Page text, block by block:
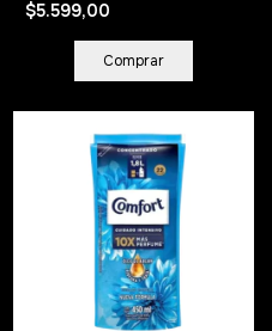
$5.599,00